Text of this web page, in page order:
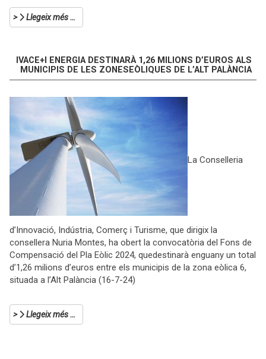
Llegeix més …
IVACE+I ENERGIA DESTINARÀ 1,26 MILIONS D’EUROS ALS
MUNICIPIS DE LES ZONESEÒLIQUES DE L’ALT PALÀNCIA
La Conselleria
d’Innovació, Indústria, Comerç i Turisme, que dirigix la
consellera Nuria Montes, ha obert la convocatòria del Fons de
Compensació del Pla Eòlic 2024, quedestinarà enguany un total
d’1,26 milions d’euros entre els municipis de la zona eòlica 6,
situada a l’Alt Palància (16-7-24)
Llegeix més …